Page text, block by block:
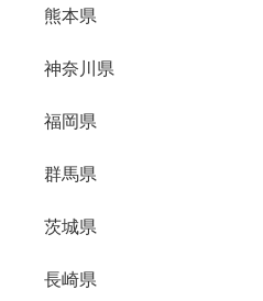
熊本県
神奈川県
福岡県
群馬県
茨城県
長崎県